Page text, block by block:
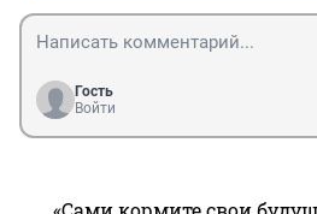
Гость
Войти